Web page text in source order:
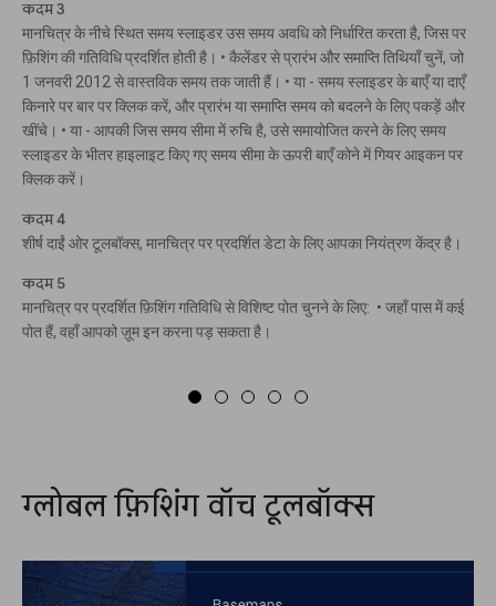
कदम 3
मानचित्र के नीचे स्थित समय स्लाइडर उस समय अवधि को निर्धारित करता है, जिस पर
फ़िशिंग की गतिविधि प्रदर्शित होती है। • कैलेंडर से प्रारंभ और समाप्ति तिथियाँ चुनें, जो
1 जनवरी 2012 से वास्तविक समय तक जाती हैं। • या - समय स्लाइडर के बाएँ या दाएँ
किनारे पर बार पर क्लिक करें, और प्रारंभ या समाप्ति समय को बदलने के लिए पकड़ें और
खींचे। • या - आपकी जिस समय सीमा में रुचि है, उसे समायोजित करने के लिए समय
स्लाइडर के भीतर हाइलाइट किए गए समय सीमा के ऊपरी बाएँ कोने में गियर आइकन पर
क्लिक करें।
कदम 4
शीर्ष दाईं ओर टूलबॉक्स, मानचित्र पर प्रदर्शित डेटा के लिए आपका नियंत्रण केंद्र है।
कदम 5
मानचित्र पर प्रदर्शित फ़िशिंग गतिविधि से विशिष्ट पोत चुनने के लिए: • जहाँ पास में कई
पोत हैं, वहाँ आपको ज़ूम इन करना पड़ सकता है।
ग्लोबल फ़िशिंग वॉच टूलबॉक्स